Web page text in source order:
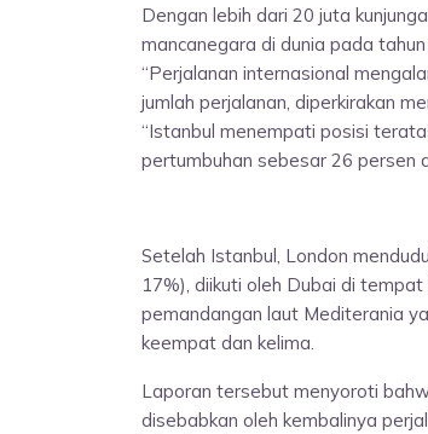
Dengan lebih dari 20 juta
mancanegara di dunia pada
“Perjalanan internasional
jumlah perjalanan, diperkirakan
“Istanbul menempati posisi
pertumbuhan sebesar 26 persen
Setelah Istanbul, London
17%), diikuti oleh Dubai di
pemandangan laut Mediterania
keempat dan kelima.
Laporan tersebut menyoroti
disebabkan oleh kembalinya